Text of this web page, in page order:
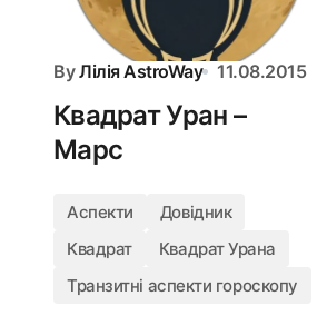
By Лілія AstroWay 11.08.2015
Квадрат Уран –
Марс
Аспекти
Довідник
Квадрат
Квадрат Урана
Транзитні аспекти гороскопу